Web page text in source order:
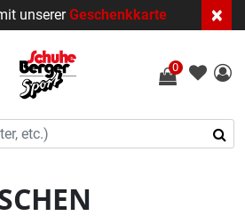
unsererGeschenkkarte ×
0